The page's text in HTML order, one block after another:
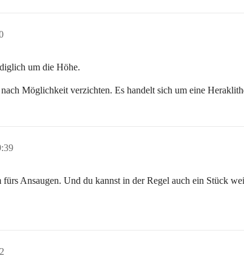
um die Höhe.
Möglichkeit verzichten. Es handelt sich um eine
Ansaugen. Und du kannst in der Regel auch ein Stück